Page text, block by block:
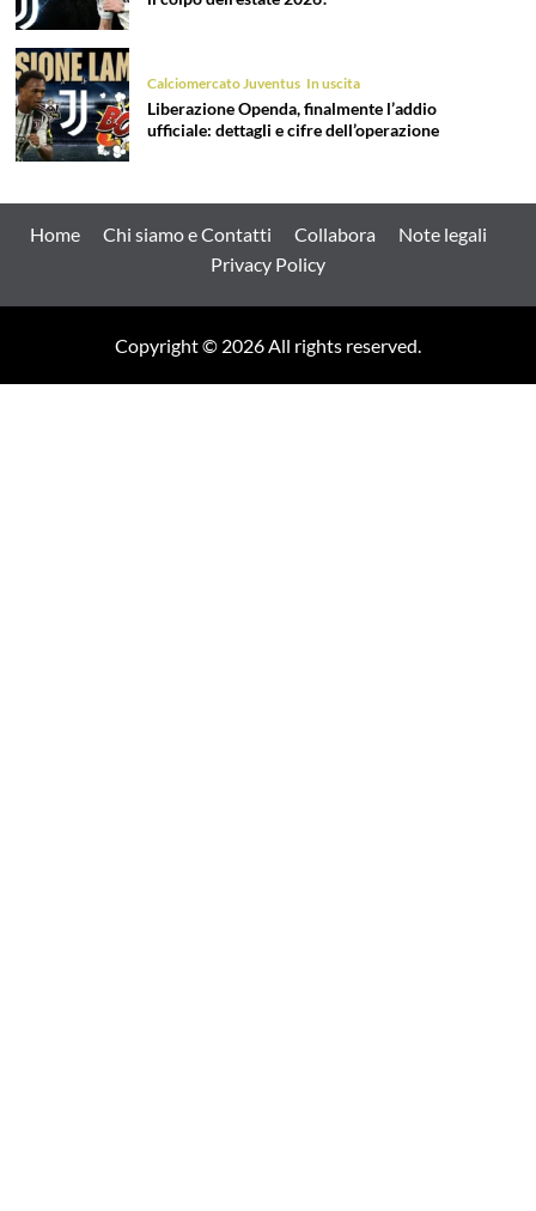
Calciomercato Juventus In uscita
Liberazione Openda, finalmente l’addio
ufficiale: dettagli e cifre dell’operazione
Home Chi siamo e Contatti Collabora
Note legali
Privacy Policy
Copyright © 2026 All rights reserved.